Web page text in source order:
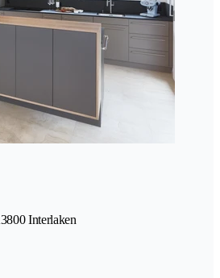
3800 Interlaken